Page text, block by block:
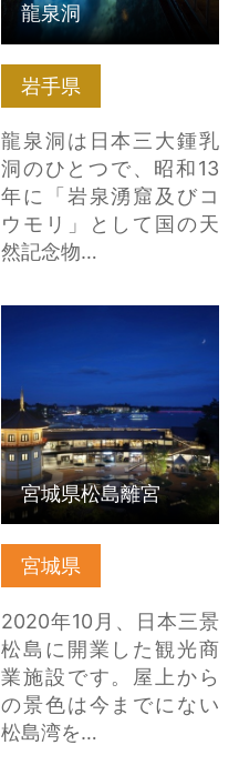
岩手県
龍泉洞は日本三大鍾乳
洞のひとつで、昭和13
年に「岩泉湧窟及びコ
ウモリ」として国の天
然記念物…
龍泉洞
宮城県
2020年10月、日本三景
松島に開業した観光商
業施設です。屋上から
の景色は今までにない
松島湾を…
宮城県松島離宮